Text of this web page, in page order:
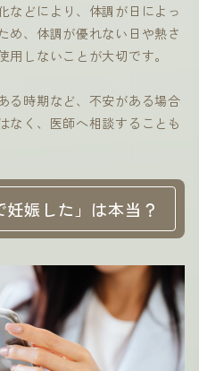
などにより、体調が日によっ
め、体調が優れない日や熱さ
しないことが大切です。
る時期など、不安がある場合
なく、医師へ相談することも
妊娠した」は本当？